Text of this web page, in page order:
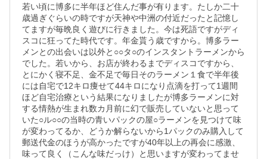
若い頃に博多に半年ほど住んだ事が有ります。たしか二十
歳過ぎぐらいの時ですが天神や中洲の付近だったと記憶し
てますが毎晩良く遊びに行きました。今は死語ですがディ
スコに狂ってた時代です。年金貰う歳ですから。博多ラー
メンとの出会いは以外と○○タ○のインスタントラーメンから
でした。若いから、お店が終わるまでディスコですから、
とにかく寝不足、金不足で毎日そのラーメン１食で半年後
には自宅で12キロ痩せて44キロになり点滴を打って1週間
ほど自宅治療という結果になりましたが博多ラーメンに対
する情熱が生まれ数カ月前に幻で販売していないと思って
いた○ル○○の当時の青いパックの屋○ラーメンを見つけて味
が変わってるか、どうか解らないから1パックのみ購入して
郵送代金のほうが高かったですが40年以上の再会に感激、
味って良く（こんな味だっけ）と思いますが変わってませ